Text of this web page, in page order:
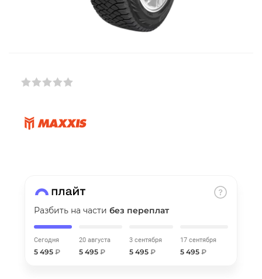
Добавляйте товары
25 % картой любого банка
Получайте товар
списываться
по
каждые 2 недели
Разбить на части без переплат
Сегодня
5 495 ₽
20 августа
5 495 ₽
3 сентября
5 495 ₽
17 сентября
5 495₽